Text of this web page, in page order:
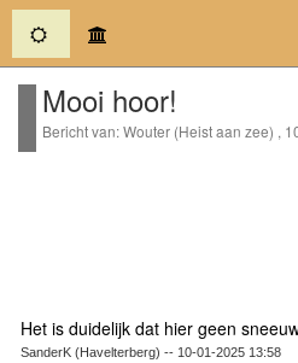
(current)
Mooi hoor!
Bericht van: Wouter (Heist aan zee) ,
Het is duidelijk dat hier geen
SanderK (Havelterberg) -- 10-01-2025 13:58